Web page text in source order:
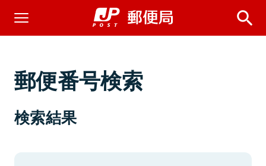
郵便番号検索
検索結果